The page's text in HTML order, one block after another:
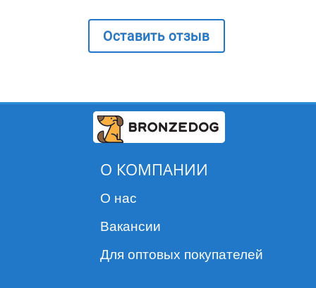
Оставить отзыв
О КОМПАНИИ
О нас
Вакансии
Для оптовых покупателей